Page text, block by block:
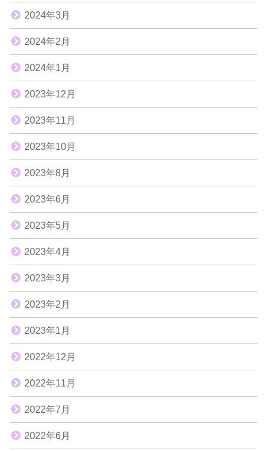
2024年3月
2024年2月
2024年1月
2023年12月
2023年11月
2023年10月
2023年8月
2023年6月
2023年5月
2023年4月
2023年3月
2023年2月
2023年1月
2022年12月
2022年11月
2022年7月
2022年6月